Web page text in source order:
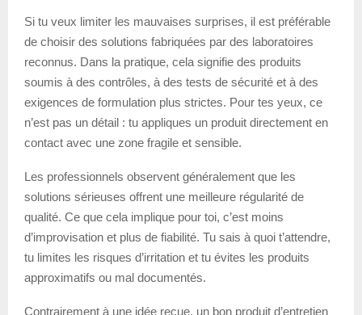
Si tu veux limiter les mauvaises surprises, il est préférable
de choisir des solutions fabriquées par des laboratoires
reconnus. Dans la pratique, cela signifie des produits
soumis à des contrôles, à des tests de sécurité et à des
exigences de formulation plus strictes. Pour tes yeux, ce
n’est pas un détail : tu appliques un produit directement en
contact avec une zone fragile et sensible.
Les professionnels observent généralement que les
solutions sérieuses offrent une meilleure régularité de
qualité. Ce que cela implique pour toi, c’est moins
d’improvisation et plus de fiabilité. Tu sais à quoi t’attendre,
tu limites les risques d’irritation et tu évites les produits
approximatifs ou mal documentés.
Contrairement à une idée reçue, un bon produit d’entretien